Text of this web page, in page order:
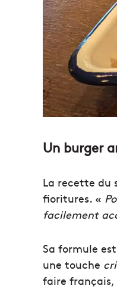
Un burger
La recette du
fioritures. «
facilement
Sa formule
une touche
faire